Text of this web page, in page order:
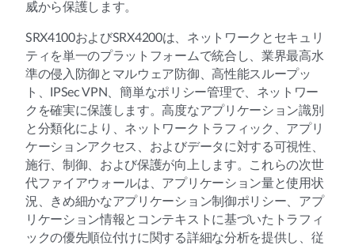
威から保護します。
SRX4100およびSRX4200は、ネットワークとセキュリ
ティを単一のプラットフォームで統合し、業界最高水
準の侵入防御とマルウェア防御、高性能スループッ
ト、IPSec VPN、簡単なポリシー管理で、ネットワー
クを確実に保護します。高度なアプリケーション識別
と分類化により、ネットワークトラフィック、アプリ
ケーションアクセス、およびデータに対する可視性、
施行、制御、および保護が向上します。これらの次世
代ファイアウォールは、アプリケーション量と使用状
況、きめ細かなアプリケーション制御ポリシー、アプ
リケーション情報とコンテキストに基づいたトラフィ
ックの優先順位付けに関する詳細な分析を提供し、従